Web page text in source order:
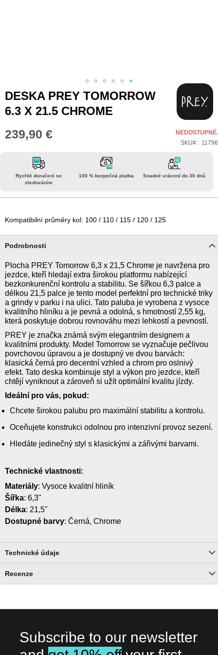
Přeskočit
na
začátek
galerie
DESKA PREY TOMORROW
6.3 X 21.5 CHROME
239,90 €
NEDOSTUPNÉ.
SKU
11796
Rychlé doručení se
sledováním
100 % bezpečná platba Snadné vrácení do 30 dnů
Kompatibilní průměry kol: 100 / 110 / 115 / 120 / 125
Podrobnosti
Plocha PREY Tomorrow 6,3 x 21,5 Chrome je navržena pro
jezdce, kteří hledají extra širokou platformu nabízející
bezkonkurenční kontrolu a stabilitu. Se šířkou 6,3 palce a
délkou 21,5 palce je tento model perfektní pro technické triky
a grindy v parku i na ulici. Tato paluba je vyrobena z vysoce
kvalitního hliníku a je pevná a odolná, s hmotností 2,55 kg,
která poskytuje dobrou rovnováhu mezi lehkostí a pevností.
PREY je značka známá svým elegantním designem a
kvalitními produkty. Model Tomorrow se vyznačuje pečlivou
povrchovou úpravou a je dostupný ve dvou barvách:
klasická černá pro decentní vzhled a chrom pro oslnivý
efekt. Tato deska kombinuje styl a výkon pro jezdce, kteří
chtějí vyniknout a zároveň si užít optimální kvalitu jízdy.
Ideální pro vás, pokud:
Chcete širokou palubu pro maximální stabilitu a kontrolu.
Oceňujete konstrukci odolnou pro intenzivní provoz sezení.
Hledáte jedinečný styl s klasickými a zářivými barvami.
Technické vlastnosti:
Materiály: Vysoce kvalitní hliník
Šířka: 6,3"
Délka: 21,5"
Dostupné barvy: Černá, Chrome
Technické údaje
Recenze
Subscribe to our newsletter